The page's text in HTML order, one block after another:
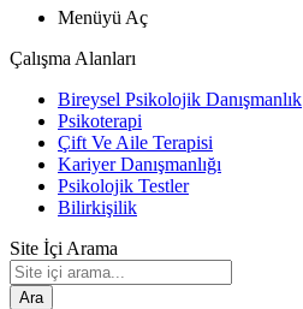
Menüyü Aç
Çalışma Alanları
Bireysel Psikolojik Danışmanlık
Psikoterapi
Çift Ve Aile Terapisi
Kariyer Danışmanlığı
Psikolojik Testler
Bilirkişilik
Site İçi Arama
Ara